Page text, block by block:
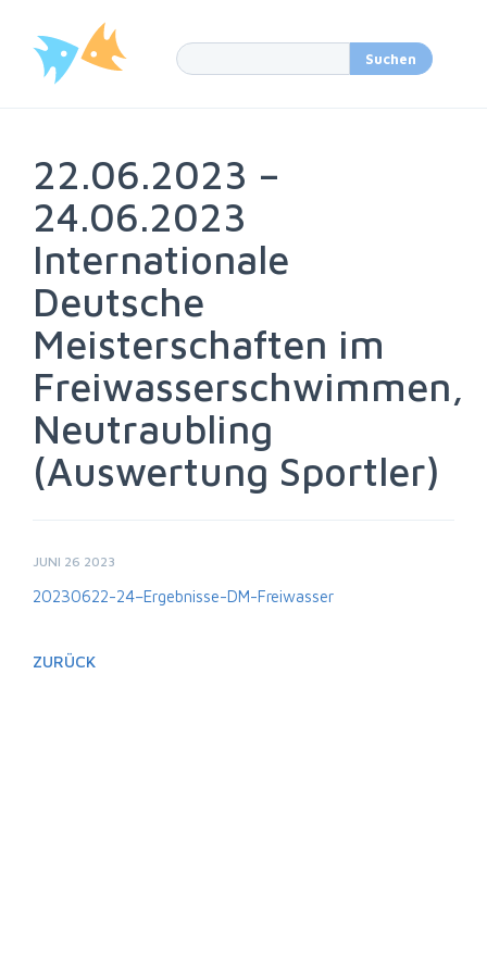
22.06.2023 –
24.06.2023
Internationale
Deutsche
Meisterschaften im
Freiwasserschwimmen,
Neutraubling
(Auswertung Sportler)
JUNI 26 2023
20230622-24–Ergebnisse-DM-Freiwasser
ZURÜCK